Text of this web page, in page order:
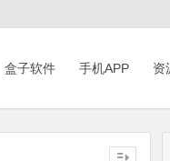
盒子软件 手机APP 资